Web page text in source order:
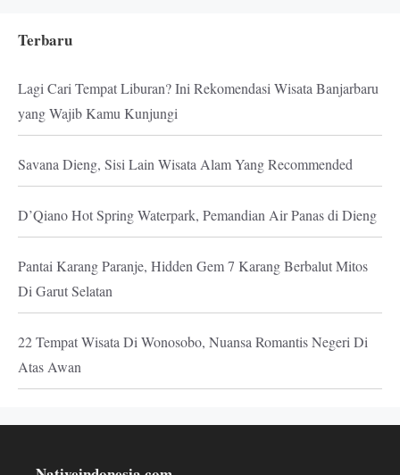
Terbaru
Lagi Cari Tempat Liburan? Ini Rekomendasi Wisata Banjarbaru
yang Wajib Kamu Kunjungi
Savana Dieng, Sisi Lain Wisata Alam Yang Recommended
D’Qiano Hot Spring Waterpark, Pemandian Air Panas di Dieng
Pantai Karang Paranje, Hidden Gem 7 Karang Berbalut Mitos
Di Garut Selatan
22 Tempat Wisata Di Wonosobo, Nuansa Romantis Negeri Di
Atas Awan